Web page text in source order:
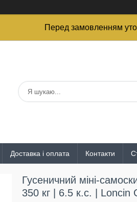
Перед замовленням
Доставка і оплата Контакти
Гусеничний міні-
350 кг | 6.5 к.с. | Loncin